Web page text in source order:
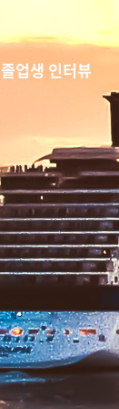
졸업생 인터뷰